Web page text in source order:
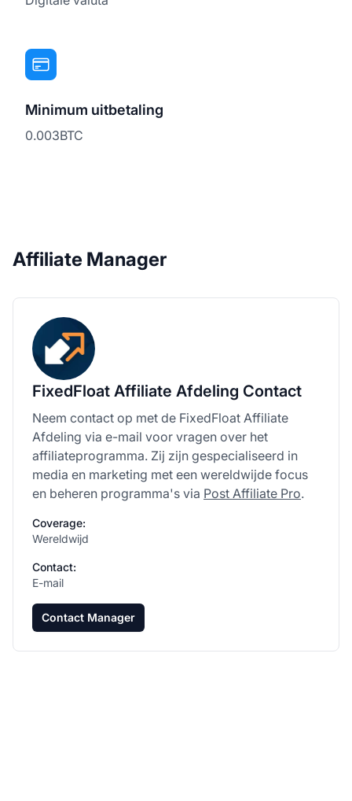
Minimum uitbetaling
0.003BTC
Affiliate Manager
FixedFloat Affiliate Afdeling Contact
Neem contact op met de FixedFloat Affiliate
Afdeling via e-mail voor vragen over het
affiliateprogramma. Zij zijn gespecialiseerd in
media en marketing met een wereldwijde focus
en beheren programma's via Post Affiliate Pro.
Coverage:
Wereldwijd
Contact:
E-mail
Contact Manager